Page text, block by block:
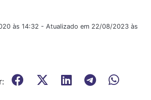
às 14:32 - Atualizado em 22/08/2023 às